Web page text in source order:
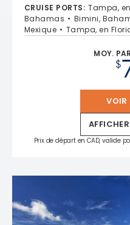
CRUISE PORTS: Tampa,
Bahamas
Bimini,
Mexique
Tampa, en
MOY.
$
VOIR
Prix de départ en CAD, valide